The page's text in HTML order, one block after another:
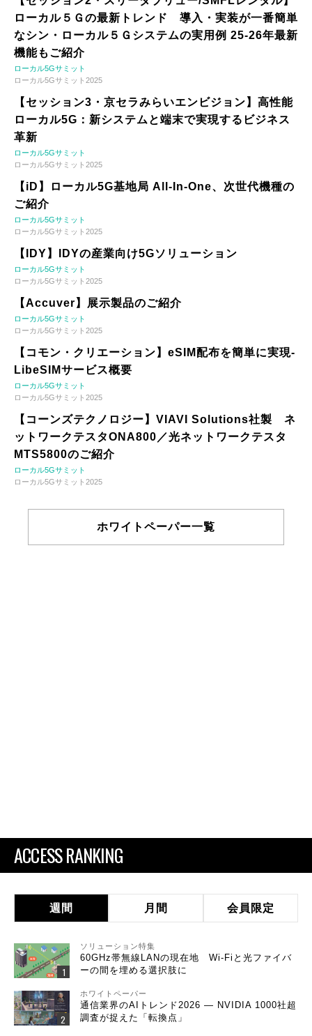
ローカル５Ｇの最新トレンド 導入・実装が一番簡単
なシン・ローカル５Ｇシステムの実用例 25-26年最新
機能もご紹介
ローカル5Gサミット
ローカル5Gサミット2025
【セッション3・京セラみらいエンビジョン】高性能
ローカル5G：新システムと端末で実現するビジネス
革新
ローカル5Gサミット
ローカル5Gサミット2025
【iD】ローカル5G基地局 All-In-One、次世代機種の
ご紹介
ローカル5Gサミット
ローカル5Gサミット2025
【IDY】IDYの産業向け5Gソリューション
ローカル5Gサミット
ローカル5Gサミット2025
【Accuver】展示製品のご紹介
ローカル5Gサミット
ローカル5Gサミット2025
【コモン・クリエーション】eSIM配布を簡単に実現-
LibeSIMサービス概要
ローカル5Gサミット
ローカル5Gサミット2025
【コーンズテクノロジー】VIAVI Solutions社製 ネ
ットワークテスタONA800／光ネットワークテスタ
MTS5800のご紹介
ローカル5Gサミット
ローカル5Gサミット2025
ホワイトペーパー一覧
ACCESS RANKING
週間 月間 会員限定
ソリューション特集
60GHz帯無線LANの現在地 Wi-Fiと光ファイバ
ーの間を埋める選択肢に
ホワイトペーパー
通信業界のAIトレンド2026 ― NVIDIA 1000社超
調査が捉えた「転換点」